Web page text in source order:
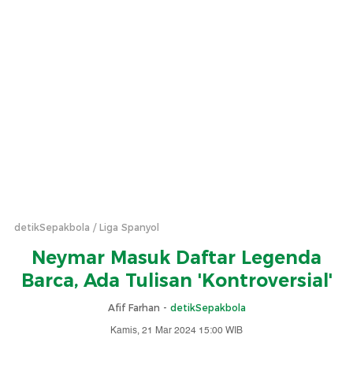
detikSepakbola Liga Spanyol
Neymar Masuk Daftar Legenda
Barca, Ada Tulisan 'Kontroversial'
Afif Farhan - detikSepakbola
Kamis, 21 Mar 2024 15:00 WIB